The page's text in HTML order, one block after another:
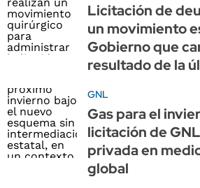
Licitación de
un movimiento
Gobierno que
resultado de la
GNL
Gas para el
licitación de
privada en
global